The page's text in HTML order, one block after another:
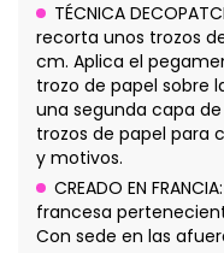
TÉCNICA
recorta unos trozos
cm. Aplica el
trozo de papel sobre
una segunda capa
trozos de papel para
y motivos.
CREADO EN
francesa
Con sede en las